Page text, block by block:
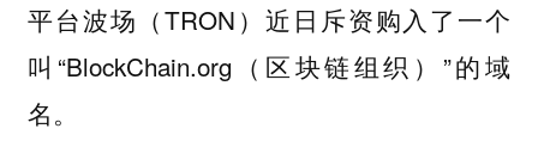
平台波场（TRON）近日斥资购入了一个
叫“BlockChain.org（区块链组织）”的域
名。